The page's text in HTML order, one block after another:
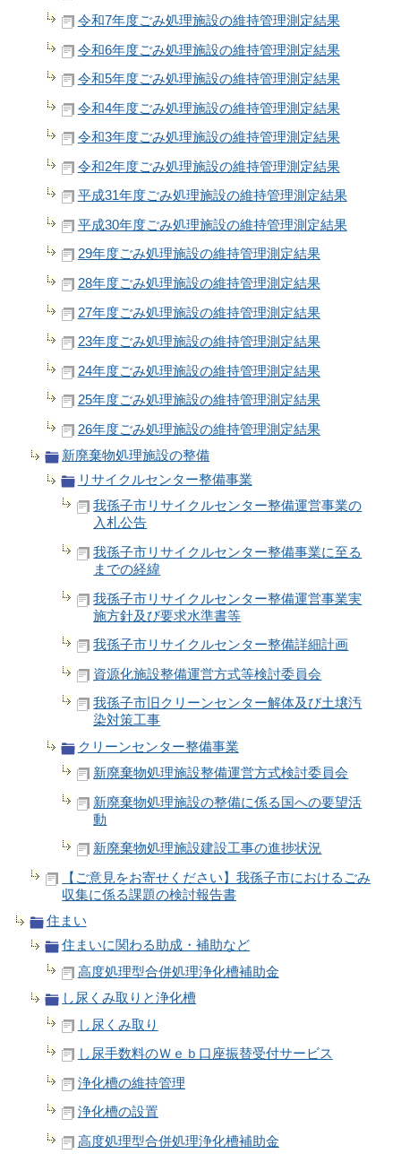
令和7年度ごみ処理施設の維持管理測定結果
令和6年度ごみ処理施設の維持管理測定結果
令和5年度ごみ処理施設の維持管理測定結果
令和4年度ごみ処理施設の維持管理測定結果
令和3年度ごみ処理施設の維持管理測定結果
令和2年度ごみ処理施設の維持管理測定結果
平成31年度ごみ処理施設の維持管理測定結果
平成30年度ごみ処理施設の維持管理測定結果
29年度ごみ処理施設の維持管理測定結果
28年度ごみ処理施設の維持管理測定結果
27年度ごみ処理施設の維持管理測定結果
23年度ごみ処理施設の維持管理測定結果
24年度ごみ処理施設の維持管理測定結果
25年度ごみ処理施設の維持管理測定結果
26年度ごみ処理施設の維持管理測定結果
新廃棄物処理施設の整備
リサイクルセンター整備事業
我孫子市リサイクルセンター整備運営事業の
入札公告
我孫子市リサイクルセンター整備事業に至る
までの経緯
我孫子市リサイクルセンター整備運営事業実
施方針及び要求水準書等
我孫子市リサイクルセンター整備詳細計画
資源化施設整備運営方式等検討委員会
我孫子市旧クリーンセンター解体及び土壌汚
染対策工事
クリーンセンター整備事業
新廃棄物処理施設整備運営方式検討委員会
新廃棄物処理施設の整備に係る国への要望活
動
新廃棄物処理施設建設工事の進捗状況
【ご意見をお寄せください】我孫子市におけるごみ
収集に係る課題の検討報告書
住まい
住まいに関わる助成・補助など
高度処理型合併処理浄化槽補助金
し尿くみ取りと浄化槽
し尿くみ取り
し尿手数料のＷｅｂ口座振替受付サービス
浄化槽の維持管理
浄化槽の設置
高度処理型合併処理浄化槽補助金